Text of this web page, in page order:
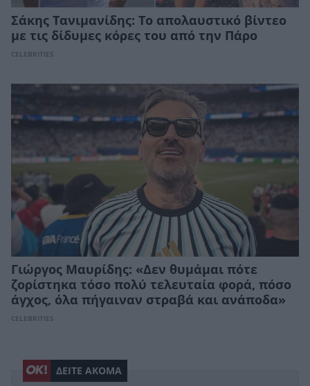
Σάκης Τανιμανίδης: Το απολαυστικό βίντεο
με τις δίδυμες κόρες του από την Πάρο
CELEBRITIES
Γιώργος Μαυρίδης: «Δεν θυμάμαι πότε
ζορίστηκα τόσο πολύ τελευταία φορά, πόσο
άγχος, όλα πήγαιναν στραβά και ανάποδα»
CELEBRITIES
ΔΕΙΤΕ ΑΚΟΜΑ